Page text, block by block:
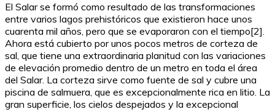
El Salar se formó como resultado de las transformaciones
entre varios lagos prehistóricos que existieron hace unos
cuarenta mil años, pero que se evaporaron con el tiempo[2].
Ahora está cubierto por unos pocos metros de corteza de
sal, que tiene una extraordinaria planitud con las variaciones
de elevación promedio dentro de un metro en toda el área
del Salar. La corteza sirve como fuente de sal y cubre una
piscina de salmuera, que es excepcionalmente rica en litio. La
gran superficie, los cielos despejados y la excepcional